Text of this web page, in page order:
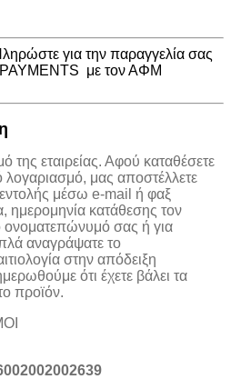
για την παραγγελία σας
με τον ΑΦΜ
της εταιρείας. Αφού καταθέσετε
λογαριασμό, μας αποστέλλετε
εντολής μέσω e-mail ή φαξ
ημερομηνία κατάθεσης τον
ονοματεπώνυμό σας ή για
αναγράψατε το
στην απόδειξη
ότι έχετε βάλει τα
προϊόν.